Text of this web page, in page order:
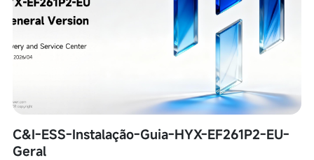
C&I-ESS-Instalação-Guia-HYX-EF261P2-EU-
Geral